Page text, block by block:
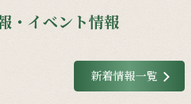
・イベント情報
新着情報一覧